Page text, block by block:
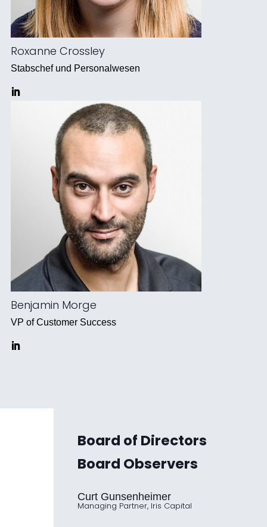
Roxanne Crossley
Stabschef und Personalwesen
Benjamin Morge
VP of Customer Success
Board of Directors
Board Observers
Curt Gunsenheimer
Managing Partner, Iris Capital